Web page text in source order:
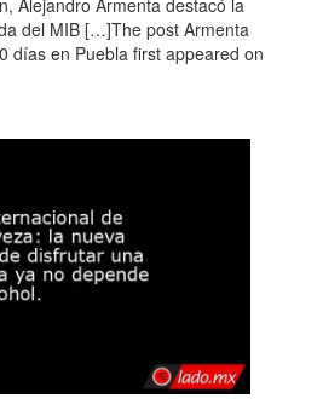
Alejandro Armenta destacó la
del MIB […]The post Armenta
días en Puebla first appeared on